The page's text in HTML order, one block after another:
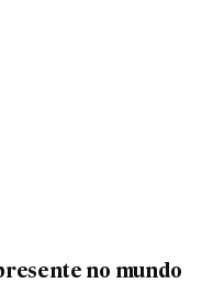
no mundo